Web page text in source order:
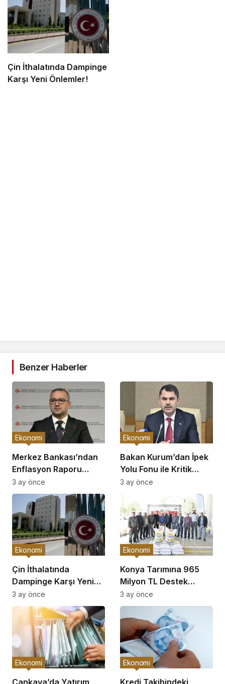
Çin İthalatında Dampinge
Karşı Yeni Önlemler!
Benzer Haberler
Merkez Bankası’ndan
Enflasyon Raporu
Açıklaması
Ekonomi
3 ay önce
Bakan Kurum’dan İpek
Yolu Fonu ile Kritik
Görüşme
Ekonomi
3 ay önce
Çin İthalatında
Dampinge Karşı Yeni
Önlemler!
Ekonomi
3 ay önce
Konya Tarımına 965
Milyon TL Destek
Açıklaması
Ekonomi
3 ay önce
Çankaya’da Yatırım
Ekonomi
Kredi Takibindeki
Ekonomi